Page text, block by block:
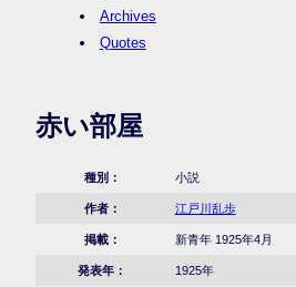
Archives
Quotes
赤い部屋
種別： 小説
作者： 江戸川乱歩
掲載： 新青年 1925年4月
発表年： 1925年